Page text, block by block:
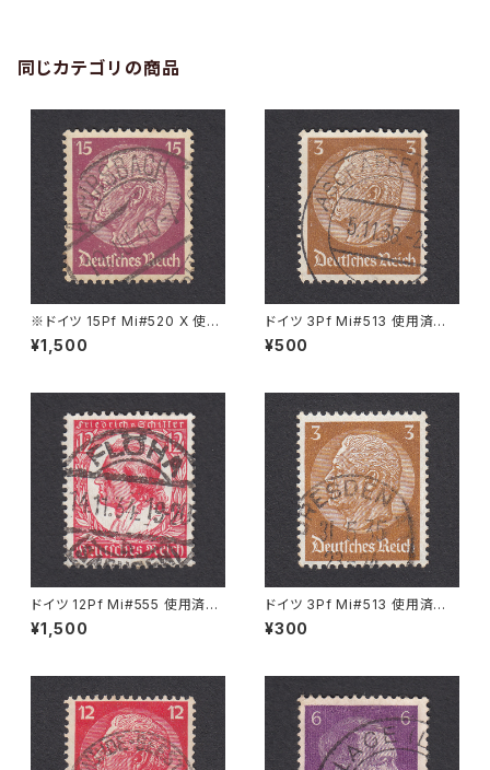
同じカテゴリの商品
※ドイツ 15Pf Mi#520 X 使用
済み切手｜ALPIRSBACH 19.J
UL.1940
¥1,500
ドイツ 3Pf Mi#513 使用済み
切手｜ASCHAFFENBURG 5.1
1.1936
¥500
ドイツ 12Pf Mi#555 使用済み
切手｜FLÖHA 14.11.1934
¥1,500
ドイツ 3Pf Mi#513 使用済み
切手｜DRESDEN 31.5.1935
¥300